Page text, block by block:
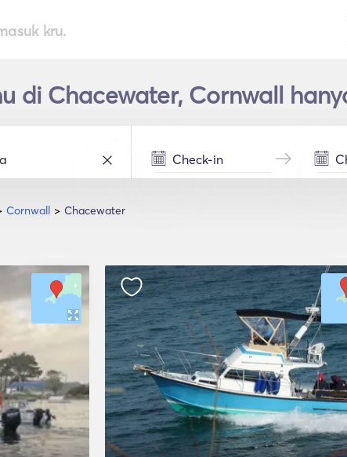
kru.
di Chacewater, Cornwall
Cornwall Chacewater